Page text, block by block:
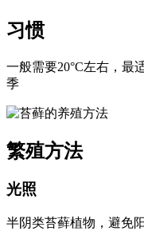
习惯
一般需要20°C左右，最
季
繁殖方法
光照
半阴类苔藓植物，避免